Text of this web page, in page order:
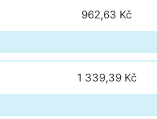
962,63 Kč
1 339,39 Kč